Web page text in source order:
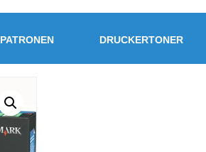
PATRONEN DRUCKERTONER